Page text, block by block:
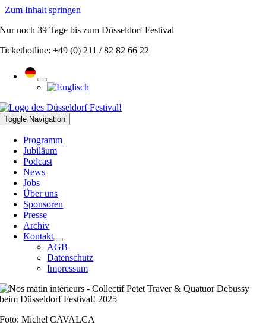
Zum Inhalt springen
Nur noch39 Tagebis zum Düsseldorf Festival
Tickethotline: +49 (0) 211 / 82 82 66 22
Toggle Navigation
Programm
Jubiläum
Podcast
News
Jobs
Über uns
Sponsoren
Presse
Archiv
Kontakt
AGB
Datenschutz
Impressum
Foto: Michel CAVALCA